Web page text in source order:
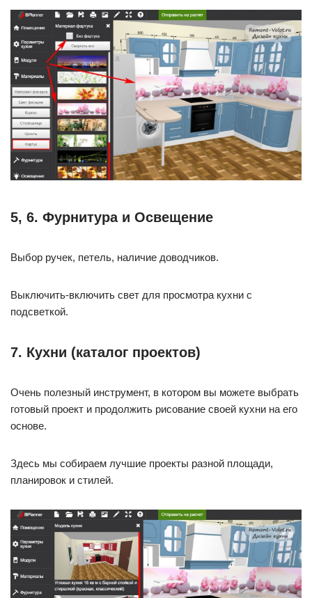
5, 6. Фурнитура и Освещение
Выбор ручек, петель, наличие доводчиков.
Выключить-включить свет для просмотра кухни с
подсветкой.
7. Кухни (каталог проектов)
Очень полезный инструмент, в котором вы можете выбрать
готовый проект и продолжить рисование своей кухни на его
основе.
Здесь мы собираем лучшие проекты разной площади,
планировок и стилей.